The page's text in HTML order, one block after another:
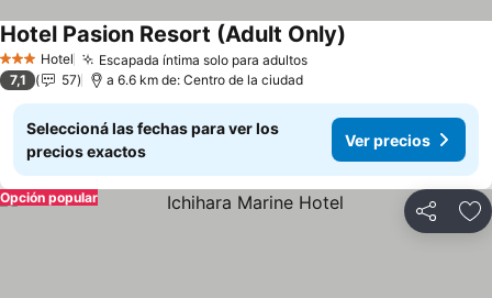
3 Estrellas
Hotel Escapada íntima solo para adultos
Hotel Pasion Resort (Adult Only)
7,1 57 a 6.6 km de: Centro de la ciudad
Seleccioná las fechas para ver los
precios exactos
Ver precios
Compartir
Opción popular